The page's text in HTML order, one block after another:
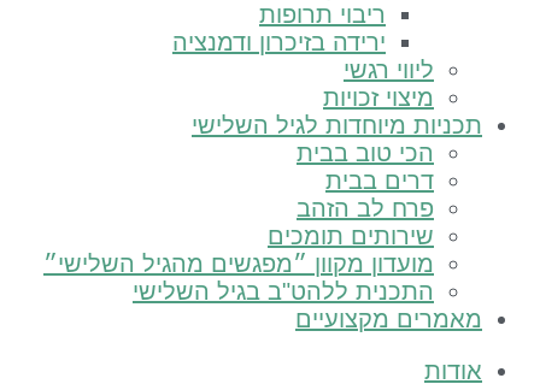
ריבוי תרופות
ירידה בזיכרון ודמנציה
ליווי רגשי
מיצוי זכויות
מיוחדות לגיל השלישי
הכי טוב בבית
דרים בבית
פרח לב הזהב
שירותים תומכים
מועדון מקוון ״מפגשים מהגיל השלישי״
התכנית ללהט"ב בגיל השלישי
מקצועיים